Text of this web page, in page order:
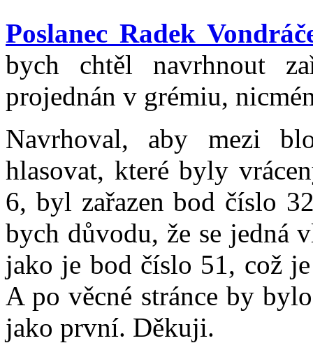
Poslanec Radek
bych chtěl navrhnout
projednán v grémiu,
Navrhoval, aby mezi
hlasovat, které byly
6, byl zařazen bod číslo
bych důvodu, že se jedná
jako je bod číslo 51, což
A po věcné stránce by
jako první. Děkuji.